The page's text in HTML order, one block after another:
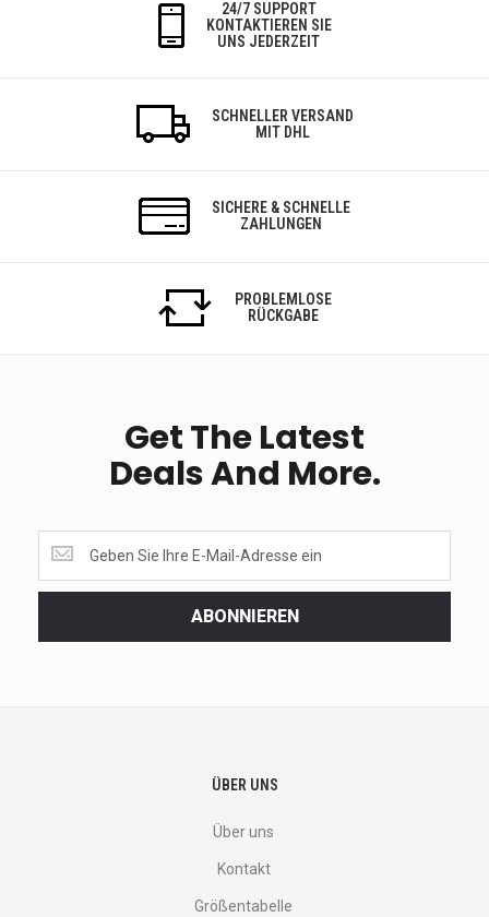
24/7 SUPPORT
KONTAKTIEREN SIE
UNS JEDERZEIT
SCHNELLER VERSAND
MIT DHL
SICHERE & SCHNELLE
ZAHLUNGEN
PROBLEMLOSE
RÜCKGABE
Get The Latest
Deals And More.
the
latest
ABONNIEREN
ÜBER UNS
Über uns
Kontakt
Größentabelle